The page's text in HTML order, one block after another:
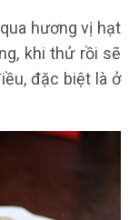
hương vị hạt
khi thử rồi sẽ
đặc biệt là ở